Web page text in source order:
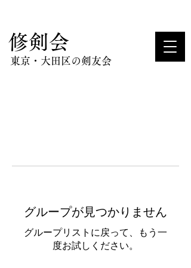
​修剣会
東京・大田区の剣友会
グループが見つかりません
グループリストに戻って、もう一
度お試しください。